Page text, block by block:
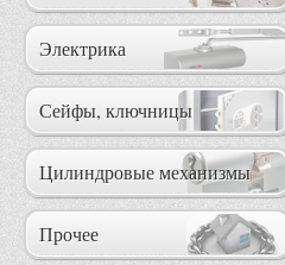
Электрика
Сейфы, ключницы
Цилиндровые механизмы
Прочее